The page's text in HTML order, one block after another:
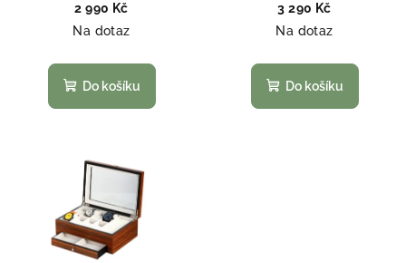
2 990 Kč
Na dotaz
Do košíku
3 290 Kč
Na dotaz
Do košíku